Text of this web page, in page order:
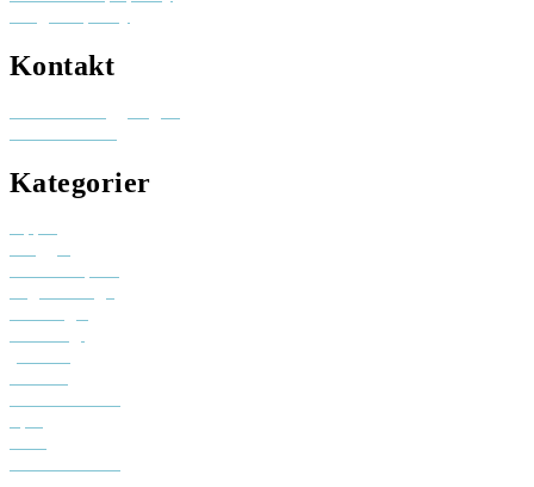
Kontakt
Kategorier